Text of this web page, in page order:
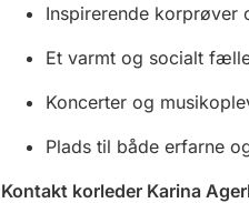
Inspirerende korprøver
Et varmt og socialt
Koncerter og
Plads til både erfarne
Kontakt korleder Karina